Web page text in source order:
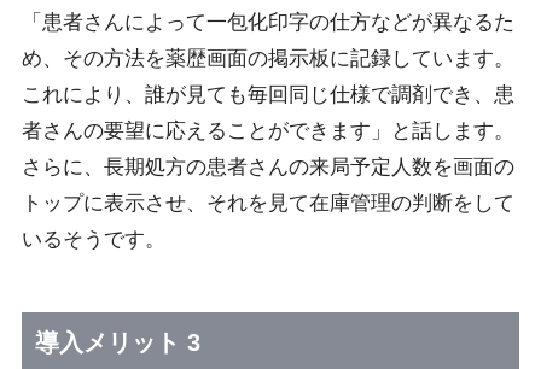
「患者さんによって一包化印字の仕方などが異なるた
め、その方法を薬歴画面の掲示板に記録しています。
これにより、誰が見ても毎回同じ仕様で調剤でき、患
者さんの要望に応えることができます」と話します。
さらに、長期処方の患者さんの来局予定人数を画面の
トップに表示させ、それを見て在庫管理の判断をして
いるそうです。
導入メリット 3